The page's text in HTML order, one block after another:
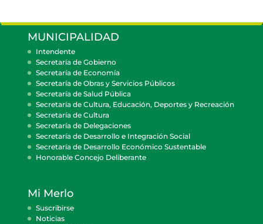
MUNICIPALIDAD
Intendente
Secretaría de Gobierno
Secretaría de Economía
Secretaría de Obras y Servicios Públicos
Secretaría de Salud Pública
Secretaría de Cultura, Educación, Deportes y Recreación
Secretaría de Cultura
Secretaría de Delegaciones
Secretaría de Desarrollo e Integración Social
Secretaría de Desarrollo Económico Sustentable
Honorable Concejo Deliberante
Mi Merlo
Suscribirse
Noticias